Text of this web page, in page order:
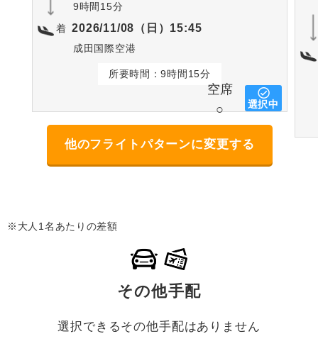
9時間15分
着 2026/11/08（日）15:45
成田国際空港
所要時間：9時間15分
空席
○
選択中
他のフライトパターンに変更する
※大人1名あたりの差額
その他手配
選択できるその他手配はありません